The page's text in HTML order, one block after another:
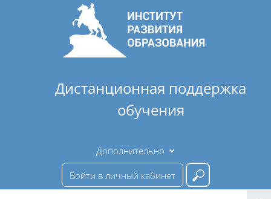
Перейти к основному содержанию
Дистанционная поддержка
обучения
Дополнительно
Введите ваш
Войти в личный кабинет